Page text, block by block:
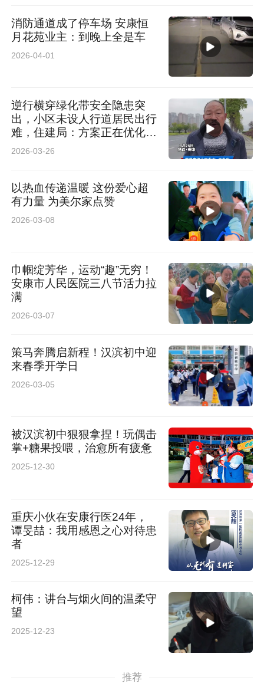
消防通道成了停车场 安康恒
月花苑业主：到晚上全是车
2026-04-01
逆行横穿绿化带安全隐患突
出，小区未设人行道居民出行
难，住建局：方案正在优化，
需论证
2026-03-26
以热血传递温暖 这份爱心超
有力量 为美尔家点赞
2026-03-08
巾帼绽芳华，运动“趣”无穷！
安康市人民医院三八节活力拉
满
2026-03-07
策马奔腾启新程！汉滨初中迎
来春季开学日
2026-03-05
被汉滨初中狠狠拿捏！玩偶击
掌+糖果投喂，治愈所有疲惫
2025-12-30
重庆小伙在安康行医24年，
谭旻喆：我用感恩之心对待患
者
2025-12-29
柯伟：讲台与烟火间的温柔守
望
2025-12-23
推荐